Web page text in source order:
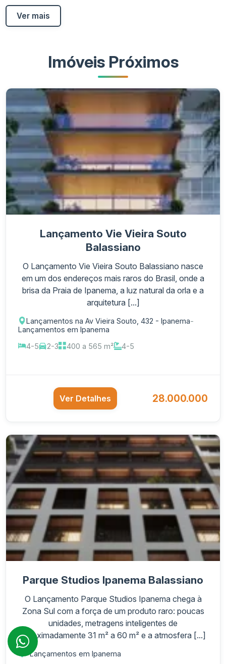
Ver mais
Imóveis Próximos
Lançamento Vie Vieira Souto
Balassiano
O Lançamento Vie Vieira Souto Balassiano nasce
em um dos endereços mais raros do Brasil, onde a
brisa da Praia de Ipanema, a luz natural da orla e a
arquitetura [...]
Lançamentos na Av Vieira Souto, 432 - Ipanema-
Lançamentos em Ipanema
4-5
2-3 400 a 565 m² 4-5
Ver Detalhes 28.000.000
Parque Studios Ipanema Balassiano
O Lançamento Parque Studios Ipanema chega à
Zona Sul com a força de um produto raro: poucas
unidades, metragens inteligentes de
aproximadamente 31 m² a 60 m² e a atmosfera [...]
-Lançamentos em Ipanema